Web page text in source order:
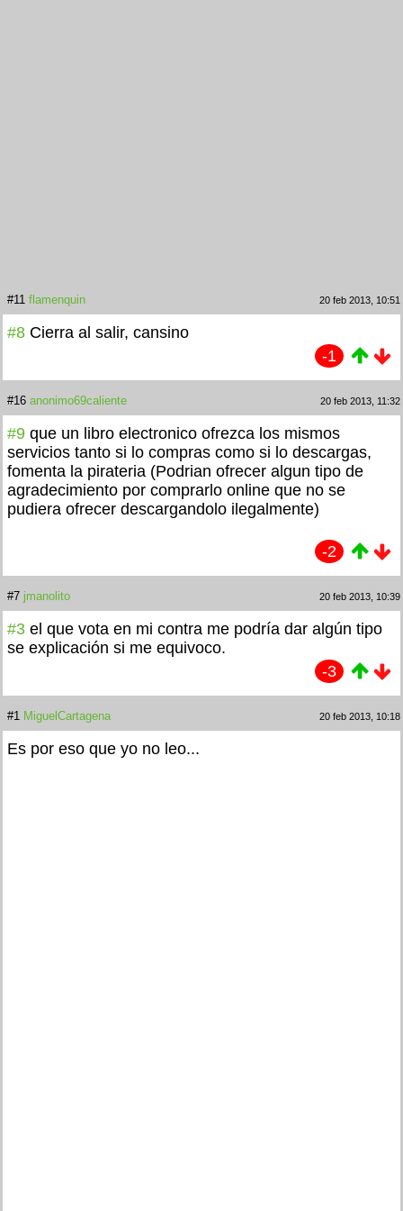
#11 flamenquin 20 feb 2013, 10:51
#8 Cierra al salir, cansino
-1
#16 anonimo69caliente 20 feb 2013, 11:32
#9 que un libro electronico ofrezca los mismos
servicios tanto si lo compras como si lo descargas,
fomenta la pirateria (Podrian ofrecer algun tipo de
agradecimiento por comprarlo online que no se
pudiera ofrecer descargandolo ilegalmente)
-2
#7 jmanolito 20 feb 2013, 10:39
#3 el que vota en mi contra me podría dar algún tipo
se explicación si me equivoco.
-3
#1 MiguelCartagena 20 feb 2013, 10:18
Es por eso que yo no leo...